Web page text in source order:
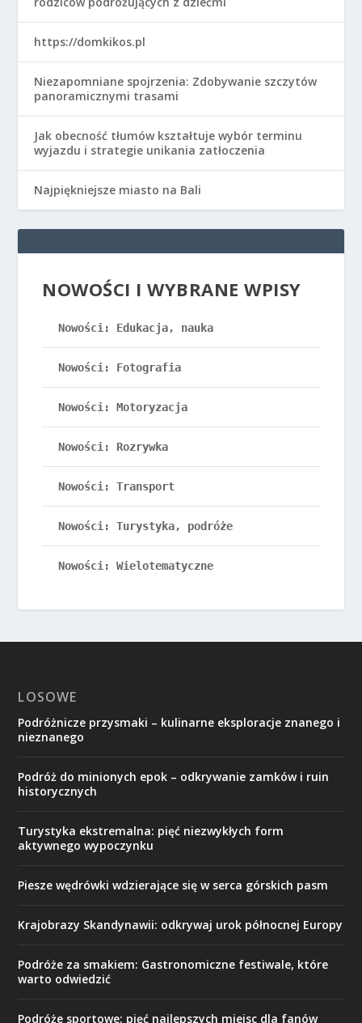
https://domkikos.pl
Niezapomniane spojrzenia: Zdobywanie szczytów
panoramicznymi trasami
Jak obecność tłumów kształtuje wybór terminu
wyjazdu i strategie unikania zatłoczenia
Najpiękniejsze miasto na Bali
NOWOŚCI I WYBRANE WPISY
Nowości: Edukacja, nauka
Nowości: Fotografia
Nowości: Motoryzacja
Nowości: Rozrywka
Nowości: Transport
Nowości: Turystyka, podróże
Nowości: Wielotematyczne
LOSOWE
Podróżnicze przysmaki – kulinarne eksploracje znanego i
nieznanego
Podróż do minionych epok – odkrywanie zamków i ruin
historycznych
Turystyka ekstremalna: pięć niezwykłych form
aktywnego wypoczynku
Piesze wędrówki wdzierające się w serca górskich pasm
Krajobrazy Skandynawii: odkrywaj urok północnej Europy
Podróże za smakiem: Gastronomiczne festiwale, które
warto odwiedzić
Podróże sportowe: pięć najlepszych miejsc dla fanów